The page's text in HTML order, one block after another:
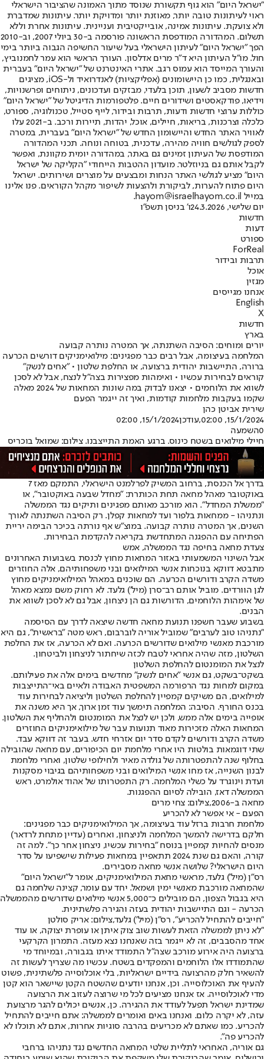
"ישראל היום" הוא גוף תקשורת שנוסד מתוך האמונה שהציבור הישראלי
ראוי לעיתונות טובה יותר, מאוזנת יותר ומדויקת יותר. עיתונות שמדברת
ולא צועקת. עיתונות אמינה, אובייקטיבית ועניינית. עיתונות אחרת וללא
תשלום. המהדורה המודפסת הראשונה פורסמה ב-30 ביולי 2007, וב-2010
הפך "ישראל היום" לעיתון הישראלי בעל שיעור החשיפה הגבוה ביותר בימי
חול. מו"ל העיתון היא ד"ר מרים אדלסון. העורך הראשי הוא עמר לחמנוביץ,
והעורך המייסד הוא עמוס רגב. אתרי האינטרנט של "ישראל היום" בעברית
ובאנגלית, כמו כן היישומונים (אפליקציות) לאנדרואיד ול-iOS, מציגים
חדשות מסביב לשעון, תוכן בלעדי, מבזקים ועדכונים, ניתוחים ופרשנויות,
וידיאו, פודקאסטים ושידורים חיים. פלטפורמות הדיגיטל של "ישראל היום"
כוללות ערוצי חדשות ודעות, תרבות ובידור, לייף סטייל, טכנולוגיה, ספורט,
כלכלה וצרכנות, בריאות, חיילים, אוכל, יהדות, תיירות ורכב. ב-2021 עלו
לאוויר האתר החדש והיישומון החדש של "ישראל היום" בעברית, במטרה
לספק לגולשים חוויה מהירה, עדכנית, בטוחה ונוחה. תכני המהדורה
המודפסת של העיתון זמינים גם באתר, במהדורה יומית מקוונת, ואפשר
לקבל אותם גם בניוזלטר. מועדון ההטבות הייחודי "הקליקה של ישראל
היום" מציע לגולשי האתר הנחות ומבצעים על מוצרים ושירותים. ישראל
היום פתוח להערות, לביקורת ולהצעות לשיפור מקהל הקוראים. פנו אלינו
במייל hayom@israelhayom.co.il.
יום שלישי, 24.3.2026
ו' בניסן תשפ"ו
חדשות
דעות
ספורט
ForReal
תרבות ובידור
אוכל
מגזין
אנחנו מגייסים
English
X
חדשות
בארץ
יורים ומוחים: הסיבה השתנתה, אך המטרה נותרה קבועה
המלחמה בעיצומה, אבל רבים כבר מפגינים: מילואימניקים דורשים הכרעה
ברורה, התיישבות יהודית ברצועה, או החלפת שלטון • "אחים לנשק"
קוראים לבחירות עכשיו • ואימהות מפצירות בצה"ל לנצח, אבל לא לסכן
לשווא את הלוחמים • יצאנו לבדוק במה שונות המחאות של 2024 מאלה
שקמו בעקבות מלחמות קודמות, ואיך זה ייגמר הפעם
שירית אביטן כהן
15/1/2024, 02:00
,עודכן15/1/2024, 02:00
0השמעה
חיילי מילואים בשטח כינוס. ברגע האמת התייצבנו. צילום: שמואל בוכריס
בדרך אל הכנסת, ברחוב המשיק לפרלמנט הישראלי, התמקם מאז 7
באוקטובר מאהל מחאה תחת הכותרת: "מחדל שבעה באוקטובר", או
"ממשלת המחדל". הוא מורכב מאותם מפגינים ותיקים נגד הממשלה
ונתניהו - ממחאות בלפור ועד למחאות קפלן. רק הסיבה השתנתה לאורך
השנים, אך המטרה נותרה קבועה. במוצ"ש אף נורתה בכיכר הבימה יריית
הפתיחה עם ההפגנה המתחדשת בקריאה להקדמת הבחירות.
צעדת מחאה בחיפה נגד הממשלה, אמש
אבל השינוי המשמעותי באזור המחאות מחוץ לכנסת בשבועות האחרונים
מתבטא דווקא בנוכחות אנשי המילואים ובני משפחותיהם, אלה החוזרים
משדה הקרב ודורשים הכרעה. הם שוכנים במאהל המילואימניקים מחוץ
לגן הוורדים. מוביל אותם רב־סרן (מיל') גלעד. לא רחוק משם נמצא מאהל
של אימהות הלוחמים, הדורשות גם הן ניצחון, אבל גם לא לסכן לשווא את
הבנים.
בשבוע שעבר חשפנו תנועת מחאה חדשה שיצאה לדרך עם הסיסמה
"נתניהו טוב לערבים" שמוביל אוריה לוברבום, ראש מטה "בראשית", גם היא
מורכבת מאנשי מילואים שדורשים הכרעה. ואם לא הכרעה, אז את החלפת
השלטון, מזה שהיה אחראי לטבח לכזה שיחתור לניצחון ולביטחון.
לנצל את המומנטום להחלפת השלטון
בשקט־בשקט, גם אנשי "אחים לנשק" מחדשים בימים אלה את פעילותם.
במקום למחות נגד הרפורמה המשפטית האבודה ולאיים באי־התייצבות
למילואים, הם משיקים קמפיין להחלפת השלטון וליציאה לבחירות עוד
בכנס החורף. הסיבה: המלחמה תימשך עוד זמן ארוך, אך היא משנה את
אופייה בימים אלה ממש, ולכן יש לנצל את המומנטום ולהחליף את השלטון.
המחאות האלה מזכירות מאוד תנועות עבר של מילואימניקים החוזרים
משדה הקרב ודורשים לקדם סדר יום אזרחי חדש. בעבר זה דווקא עבד.
שתי דוגמאות בולטות היו אחרי מלחמת יום הכיפורים, עם מחאה שהובילה
בחלוף שנה להתפטרותה של גולדה מאיר ולחילופי שלטון, ואחרי מלחמת
לבנון השנייה, אז מחו אנשי המילואים ובני משפחותיהם בגיבוי מסקנות
ועדת וינוגרד על כשלי המלחמה. רק התפטרותו של אהוד אולמרט, ראש
הממשלה דאז, הובילה לסיום ההפגנות.
מחאה ב-2006,צילום: צחי מרים
הפעם - אי אפשר לא להכריע
מלחמת חרבות ברזל עוד בעיצומה, אך המילואימניקים כבר מפגינים:
חלקם בדרישה להמשך המלחמה ולניצחון, ואחרים (עדיין מתחת לרדאר)
מנסים להחיות קמפיין בנוסח "בחירות עכשיו, ניצחון אחר כך". למה זה
קורה, והאם גם שנת 2024 תתאפיין במחאות פעילות שישפיעו על סדר
היום הישראלי? שלושה אנשי מחאה מסבירים.
רס"ן (מיל') גלעד, מראשי מחאת המילואימניקים, אומר ל"ישראל היום"
שהמחאה מורכבת מאנשי ימין ושמאל. יחד עם עומר, קצינה שלחמה גם
היא בגבול הצפון, הם מובילים כ־5,000 אנשי מילואים שדורשים מהממשלה
הכרעה - וגם התיישבות יהודית בעזה והגירה פלשתינית.
"חייבים להתחיל להכריע", רס"ן (מיל') גלעד,צילום: אריק סולטן
"לא ניתן לממשלה הזאת לעשות שוב צוק איתן או עופרת יצוקה, או עוד
אחד מהסבבים, זה לא ייגמר בזה שאנחנו נצא מעזה. התמרון הקרקעי
ברצועה היה אירוע מורכב שצה"ל התמודד איתו בגבורה, ובמיוחד מי
שהתמודדו אלו הלוחמים והמפקדים בשטח. עכשיו מה שצריך לעשות זה
להשאיר חלק מהרצועה בידיים ישראליות, בלי אוכלוסייה פלשתינית, פשוט
להעיף את האוכלוסייה. וכן, אנחנו יודעים שהשטח הקטן שיישאר הוא קטן
מדי לאוכלוסייה. אז אנחנו מציעים לכל מי שרוצה לעזוב את הרצועה
שמדינת ישראל תפעל לעודד את ההגירה. כן, אנשים יכולים להגר מרצועת
עזה, לא יקרה כלום. ואנחנו באים ואומרים לממשלה: אתם חייבים להתחיל
להכריע. כמו שאתם לא מכריעים בהרבה סוגיות אחרות, אתם לא תוכלו לא
להכריע פה".
גם אוריה, האחראי לתליית שלטי המחאה החדשים נגד נתניהו ברחבי